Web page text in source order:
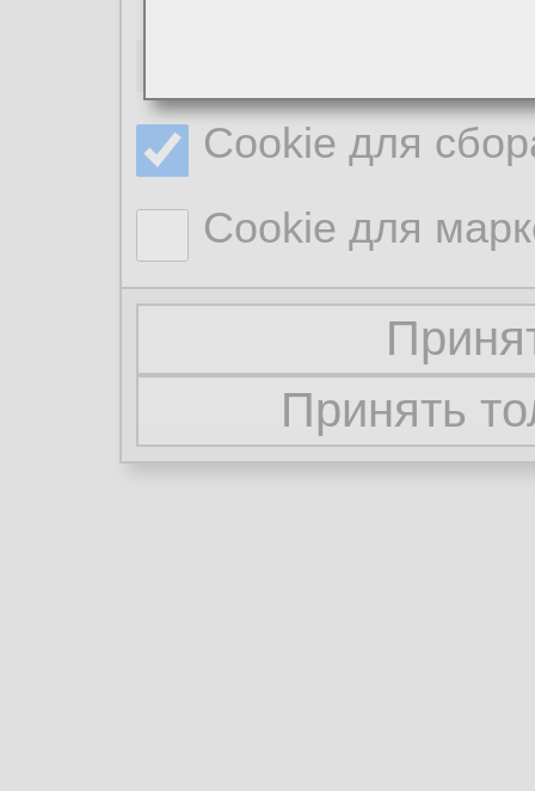
Cookie для
Cookie для